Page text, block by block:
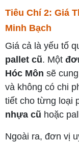
Tiêu Chí 2: Giá
Minh Bạch
Giá cả là yếu tố
pallet cũ. Một
Hóc Môn sẽ
và không có chi
tiết cho từng loại
nhựa cũ hoặc
Ngoài ra, đơn vị